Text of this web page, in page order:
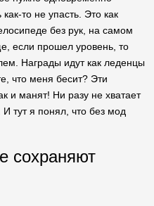
то не упасть. Это как
без рук, на самом
если прошел уровень, то
Награды идут как леденцы
что меня бесит? Эти
и манят! Ни разу не хватает
тут я понял, что без мод
сохраняют